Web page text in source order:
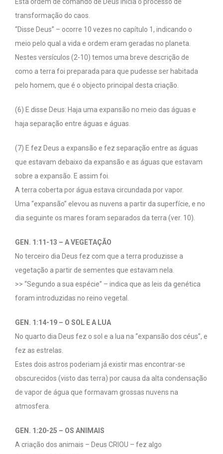
Esta ordem de comando de Deus inicia o processo de
transformação do caos.
“Disse Deus” – ocorre 10 vezes no capítulo 1, indicando o
meio pelo qual a vida e ordem eram geradas no planeta.
Nestes versículos (2-10) temos uma breve descrição de
como a terra foi preparada para que pudesse ser habitada
pelo homem, que é o objecto principal desta criação.
(6) E disse Deus: Haja uma expansão no meio das águas e
haja separação entre águas e águas.
(7) E fez Deus a expansão e fez separação entre as águas
que estavam debaixo da expansão e as águas que estavam
sobre a expansão. E assim foi.
A terra coberta por água estava circundada por vapor.
Uma “expansão” elevou as nuvens a partir da superfície, e no
dia seguinte os mares foram separados da terra (ver. 10).
GEN. 1:11-13 – A VEGETAÇÃO
No terceiro dia Deus fez com que a terra produzisse a
vegetação a partir de sementes que estavam nela.
>> “Segundo a sua espécie” – indica que as leis da genética
foram introduzidas no reino vegetal.
GEN. 1:14-19 – O SOL E A LUA
No quarto dia Deus fez o sol e a lua na “expansão dos céus”, e
fez as estrelas.
Estes dois astros poderiam já existir mas encontrar-se
obscurecidos (visto das terra) por causa da alta condensação
de vapor de água que formavam grossas nuvens na
atmosfera.
GEN. 1:20-25 – OS ANIMAIS
A criação dos animais – Deus CRIOU – fez algo